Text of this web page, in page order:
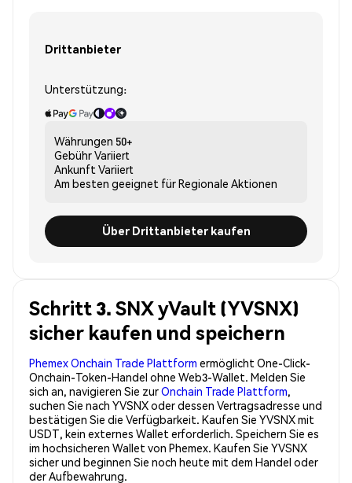
Drittanbieter
Unterstützung:
Währungen 50+
GebührVariiert
Ankunft Variiert
Am besten geeignet fürRegionale Aktionen
Über Drittanbieter kaufen
Schritt 3. SNX yVault (YVSNX)
sicher kaufen und speichern
Phemex Onchain Trade Plattform ermöglicht One-Click-
Onchain-Token-Handel ohne Web3-Wallet. Melden Sie
sich an, navigieren Sie zurOnchain Trade Plattform,
suchen Sie nach YVSNX oder dessen Vertragsadresse und
bestätigen Sie die Verfügbarkeit. Kaufen Sie YVSNX mit
USDT, kein externes Wallet erforderlich. Speichern Sie es
im hochsicheren Wallet von Phemex. Kaufen Sie YVSNX
sicher und beginnen Sie noch heute mit dem Handel oder
der Aufbewahrung.